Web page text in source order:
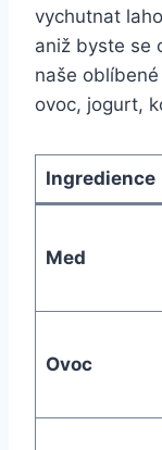
vychutnat
aniž byste se
naše
ovoc, jogurt,
Ingredience
Med
Ovoc